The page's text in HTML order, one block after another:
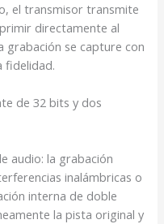
, el transmisor transmite
directamente al
grabación se capture con
fidelidad.
de 32 bits y dos
audio: la grabación
inalámbricas o
interna de doble
la pista original y